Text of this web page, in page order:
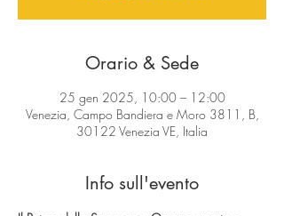
Orario & Sede
25 gen 2025, 10:00 – 12:00
Venezia, Campo Bandiera e Moro 3811, B,
30122 Venezia VE, Italia
Info sull'evento